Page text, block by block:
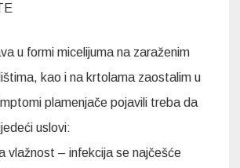
u formi micelijuma na zaraženim
kao i na krtolama zaostalim u
plamenjače pojavili treba da
uslovi:
vlažnost – infekcija se najčešće